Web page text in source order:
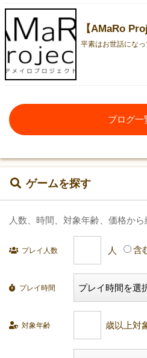
ブログ一
ゲームを探す
人数、時間、対象年齢、価格か
プレイ人数 含
プレイ時間
対象年齢